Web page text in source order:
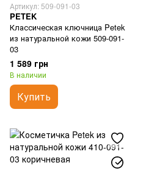
Артикул: 509-091-03
PETEK
Классическая ключница Petek
из натуральной кожи 509-091-
03
1 589 грн
В наличии
Купить